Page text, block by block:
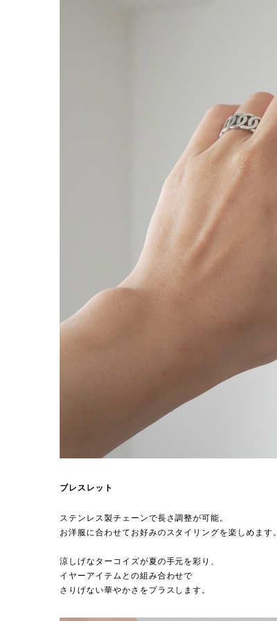
ブレスレット
ステンレス製チェーンで長さ調整が可能。
お洋服に合わせてお好みのスタイリングを楽しめます。
涼しげなターコイズが夏の手元を彩り、
イヤーアイテムとの組み合わせで
さりげない華やかさをプラスします。